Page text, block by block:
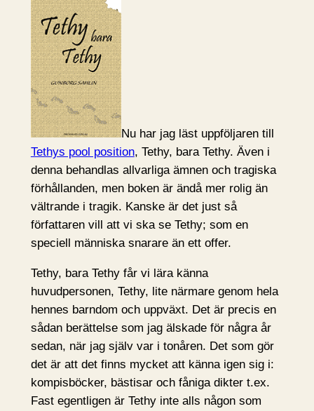
Nu har jag läst uppföljaren till
Tethys pool position, Tethy, bara Tethy. Även i
denna behandlas allvarliga ämnen och tragiska
förhållanden, men boken är ändå mer rolig än
vältrande i tragik. Kanske är det just så
författaren vill att vi ska se Tethy; som en
speciell människa snarare än ett offer.
Tethy, bara Tethy får vi lära känna
huvudpersonen, Tethy, lite närmare genom hela
hennes barndom och uppväxt. Det är precis en
sådan berättelse som jag älskade för några år
sedan, när jag själv var i tonåren. Det som gör
det är att det finns mycket att känna igen sig i:
kompisböcker, bästisar och fåniga dikter t.ex.
Fast egentligen är Tethy inte alls någon som